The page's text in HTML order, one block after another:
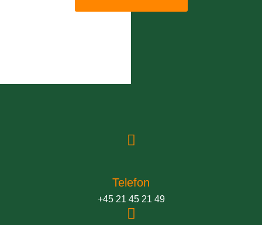
Telefon
+45 21 45 21 49